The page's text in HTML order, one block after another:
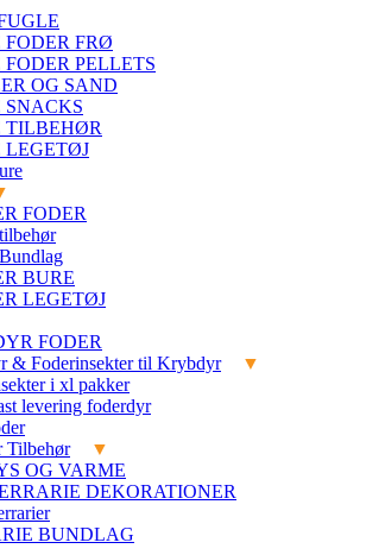
FODER FRØ
FODER PELLETS
OG SAND
SNACKS
TILBEHØR
LEGETØJ
FODER
BURE
LEGETØJ
FODER
& Foderinsekter til Krybdyr
i xl pakker
levering foderdyr
Tilbehør
OG VARME
DEKORATIONER
BUNDLAG